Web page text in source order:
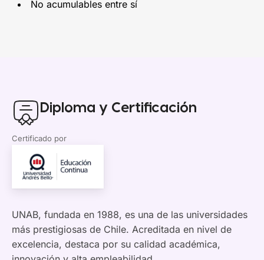
No acumulables entre sí
Diploma y Certificación
Certificado por
UNAB, fundada en 1988, es una de las universidades
más prestigiosas de Chile. Acreditada en nivel de
excelencia, destaca por su calidad académica,